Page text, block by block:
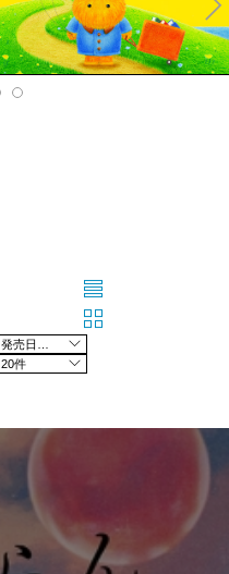
Ne
xt
20件